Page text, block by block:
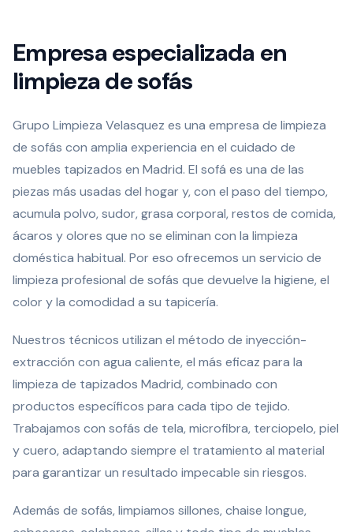
Empresa especializada en
limpieza de sofás
Grupo Limpieza Velasquez es una empresa de limpieza
de sofás con amplia experiencia en el cuidado de
muebles tapizados en Madrid. El sofá es una de las
piezas más usadas del hogar y, con el paso del tiempo,
acumula polvo, sudor, grasa corporal, restos de comida,
ácaros y olores que no se eliminan con la limpieza
doméstica habitual. Por eso ofrecemos un servicio de
limpieza profesional de sofás que devuelve la higiene, el
color y la comodidad a su tapicería.
Nuestros técnicos utilizan el método de inyección-
extracción con agua caliente, el más eficaz para la
limpieza de tapizados Madrid, combinado con
productos específicos para cada tipo de tejido.
Trabajamos con sofás de tela, microfibra, terciopelo, piel
y cuero, adaptando siempre el tratamiento al material
para garantizar un resultado impecable sin riesgos.
Además de sofás, limpiamos sillones, chaise longue,